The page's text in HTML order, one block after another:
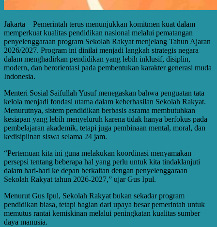
Jakarta – Pemerintah terus menunjukkan komitmen kuat dalam
memperkuat kualitas pendidikan nasional melalui pematangan
penyelenggaraan program Sekolah Rakyat menjelang Tahun Ajaran
2026/2027. Program ini dinilai menjadi langkah strategis negara
dalam menghadirkan pendidikan yang lebih inklusif, disiplin,
modern, dan berorientasi pada pembentukan karakter generasi muda
Indonesia.
Menteri Sosial Saifullah Yusuf menegaskan bahwa penguatan tata
kelola menjadi fondasi utama dalam keberhasilan Sekolah Rakyat.
Menurutnya, sistem pendidikan berbasis asrama membutuhkan
kesiapan yang lebih menyeluruh karena tidak hanya berfokus pada
pembelajaran akademik, tetapi juga pembinaan mental, moral, dan
kedisiplinan siswa selama 24 jam.
“Pertemuan kita ini guna melakukan koordinasi menyamakan
persepsi tentang beberapa hal yang perlu untuk kita tindaklanjuti
dalam hari-hari ke depan berkaitan dengan penyelenggaraan
Sekolah Rakyat tahun 2026-2027,” ujar Gus Ipul.
Menurut Gus Ipul, Sekolah Rakyat bukan sekadar program
pendidikan biasa, tetapi bagian dari upaya besar pemerintah untuk
memutus rantai kemiskinan melalui peningkatan kualitas sumber
daya manusia.